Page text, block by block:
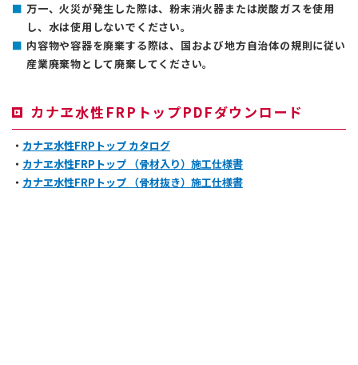
万一、火災が発生した際は、粉末消火器または炭酸ガスを使用
し、水は使用しないでください。
内容物や容器を廃棄する際は、国および地方自治体の規則に従い
産業廃棄物として廃棄してください。
カナヱ水性FRPトップPDFダウンロード
・ カナヱ水性FRPトップ カタログ
・ カナヱ水性FRPトップ （骨材入り）施工仕様書
・ カナヱ水性FRPトップ （骨材抜き）施工仕様書